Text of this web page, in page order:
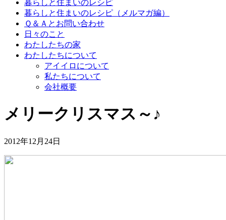
暮らしと住まいのレシピ
暮らしと住まいのレシピ（メルマガ編）
Ｑ＆Ａとお問い合わせ
日々のこと
わたしたちの家
わたしたちについて
アイイロについて
私たちについて
会社概要
メリークリスマス～♪
2012年12月24日